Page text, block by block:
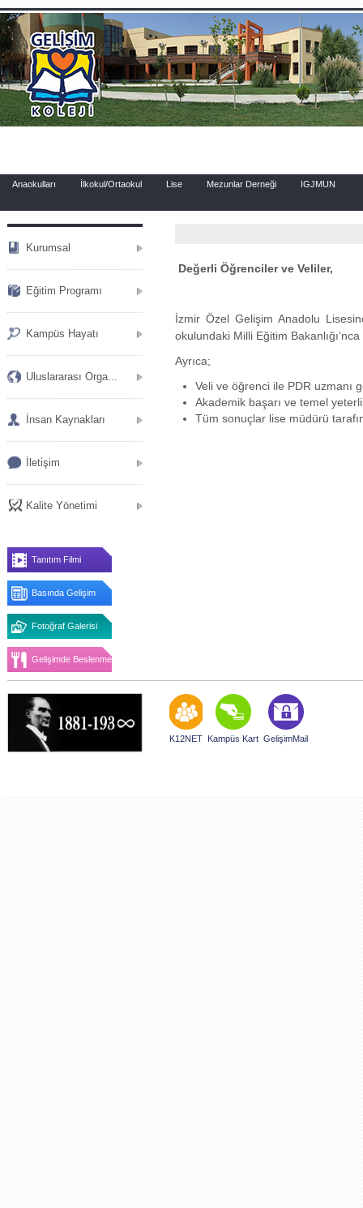
.
Anaokulları İlkokul/Ortaokul Lise Mezunlar Derneği IGJMUN
Kurumsal
Eğitim Programı
Kampüs Hayatı
Uluslararası Orga...
İnsan Kaynakları
İletişim
Kalite Yönetimi
Tanıtım Filmi
Basında Gelişim
Fotoğraf Galerisi
Gelişimde Beslenme
Değerli Öğrenciler ve Veliler,
İzmir Özel Gelişim Anadolu
okulundaki Milli Eğitim
Ayrıca;
Veli ve öğrenci ile PDR uzmanı
Akademik başarı ve temel
Tüm sonuçlar lise müdürü
K12NET Kampüs Kart GelişimMail